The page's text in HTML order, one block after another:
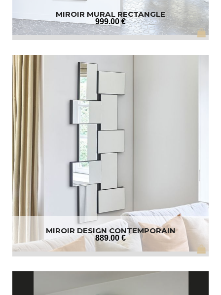
MIROIR MURAL RECTANGLE
999.00 €
MIROIR DESIGN CONTEMPORAIN
889.00 €